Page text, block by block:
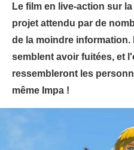
Le film en live-action sur
projet attendu par de
de la moindre information.
semblent avoir fuitées, et
ressembleront les
même Impa !